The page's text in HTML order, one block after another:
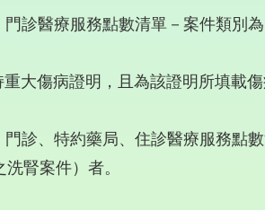
診醫療服務點數清單－案件類別
大傷病證明，且為該證明所填載傷
門診、特約藥局、住診醫療服務點
腎案件）者。